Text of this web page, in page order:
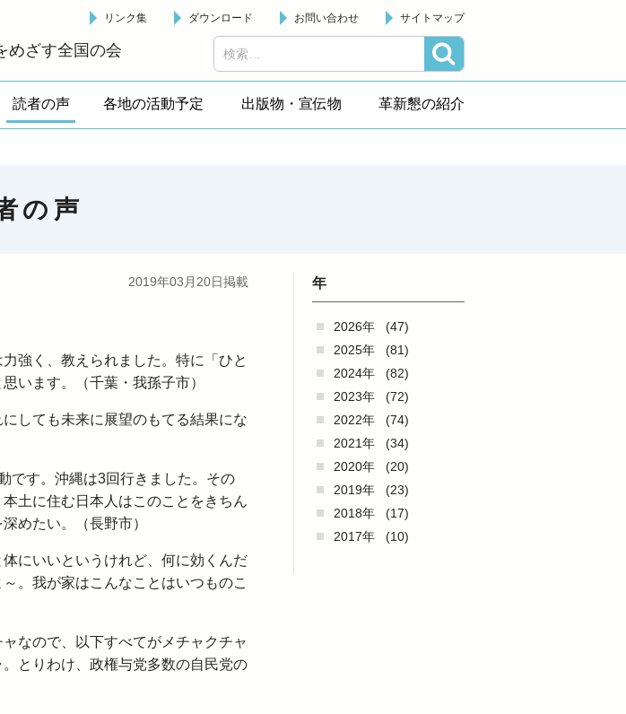
めざす全国の会
リンク集 ダウンロード お問い合わせ サイトマップ
読者の声 各地の活動予定 出版物・宣伝物 革新懇の紹介
の声
2019年03月20日掲載
強く、教えられました。特に「ひと
います。（千葉・我孫子市）
しても未来に展望のもてる結果にな
です。沖縄は3回行きました。その
土に住む日本人はこのことをきちん
めたい。（長野市）
にいいというけれど、何に効くんだ
。我が家はこんなことはいつものこ
なので、以下すべてがメチャクチャ
とりわけ、政権与党多数の自民党の
年
2026年
(47)
2025年
(81)
2024年
(82)
2023年
(72)
2022年
(74)
2021年
(34)
2020年
(20)
2019年
(23)
2018年
(17)
2017年
(10)